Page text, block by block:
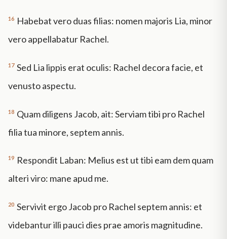
16 Habebat vero duas filias: nomen majoris Lia, minor
vero appellabatur Rachel.
17 Sed Lia lippis erat oculis: Rachel decora facie, et
venusto aspectu.
18 Quam diligens Jacob, ait: Serviam tibi pro Rachel
filia tua minore, septem annis.
19 Respondit Laban: Melius est ut tibi eam dem quam
alteri viro: mane apud me.
20 Servivit ergo Jacob pro Rachel septem annis: et
videbantur illi pauci dies prae amoris magnitudine.